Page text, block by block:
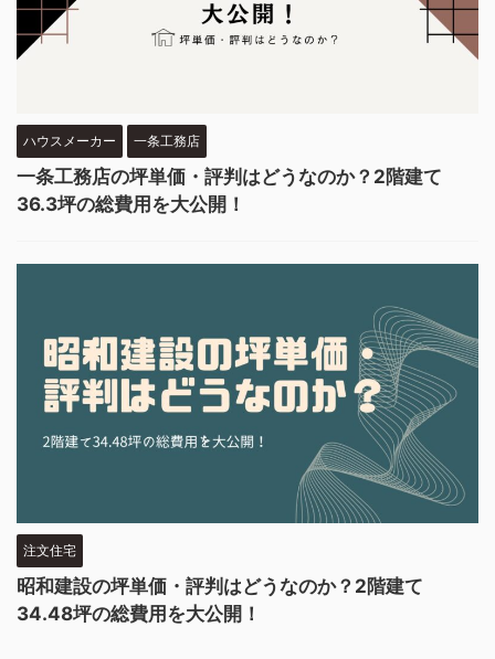
ハウスメーカー 一条工務店
一条工務店の坪単価・評判はどうなのか？2階建て
36.3坪の総費用を大公開！
注文住宅
昭和建設の坪単価・評判はどうなのか？2階建て
34.48坪の総費用を大公開！